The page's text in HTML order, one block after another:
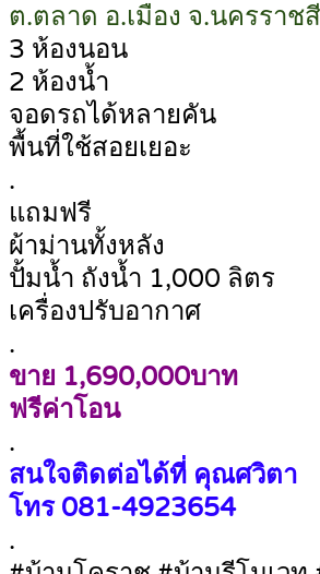
ต.ตลาด อ.เมือง จ.นครราช
3 ห้องนอน
2 ห้องน้ำ
จอดรถได้หลายคัน
พื้นที่ใช้สอยเยอะ
.
แถมฟรี
ผ้าม่านทั้งหลัง
ปั้มน้ำ ถังน้ำ 1,000 ลิตร
เครื่องปรับอากาศ
.
ขาย 1,690,000บาท
ฟรีค่าโอน
.
สนใจติดต่อได้ที่ คุณศวิตา
โทร 081-4923654
.